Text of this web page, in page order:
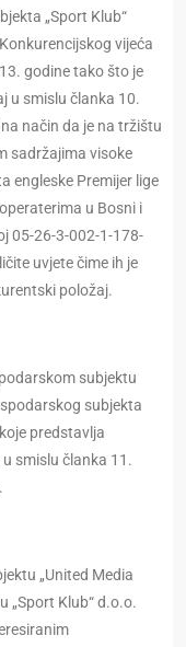
„Sport Klub“
vijeća
godine tako što je
u smislu članka 10.
način da je na tržištu
sadržajima visoke
engleske Premijer lige
u Bosni i
05-26-3-002-1-178-
uvjete čime ih je
položaj.
subjektu
subjekta
predstavlja
smislu članka 11.
„United Media
„Sport Klub“ d.o.o.